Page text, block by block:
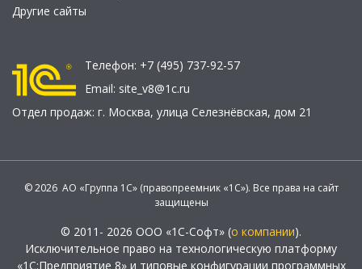
Другие сайты
Телефон: +7 (495) 737-92-57
Email: site_v8@1c.ru
Отдел продаж: г. Москва, улица Селезнёвская, дом 21
© 2026 АО «Группа 1С» (правопреемник «1С»). Все права на сайт
защищены
© 2011- 2026 ООО «1С-Софт» (о компании).
Исключительное право на технологическую платформу
«1С:Предприятие 8» и типовые конфигурации программных